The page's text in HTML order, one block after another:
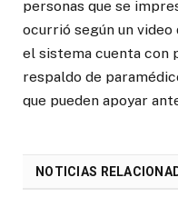
personas que se
ocurrió según un
el sistema cuenta con
respaldo de
que pueden apoyar
NOTICIAS